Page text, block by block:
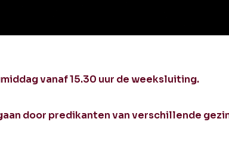
vanaf 15.30 uur de weeksluiting.
door predikanten van verschillende